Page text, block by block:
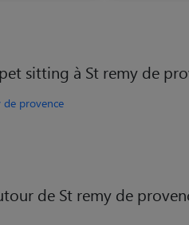
sitting à St remy de
de provence
de St remy de